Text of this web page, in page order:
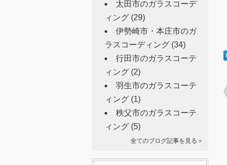
太田市のガラスコーデ
ィング (29)
伊勢崎市・本庄市のガ
ラスコーディング (34)
行田市のガラスコーテ
ィング (2)
羽生市のガラスコーテ
ィング (1)
秩父市のガラスコーテ
ィング (5)
全てのブログ記事を見る＞